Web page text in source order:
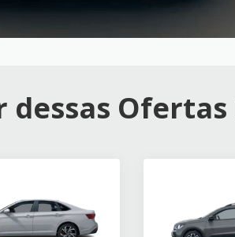
Ofertas